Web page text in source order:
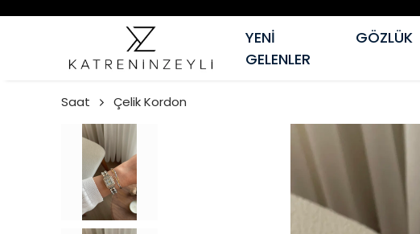
YENİ
GELENLER
GÖZLÜK
Saat Çelik Kordon